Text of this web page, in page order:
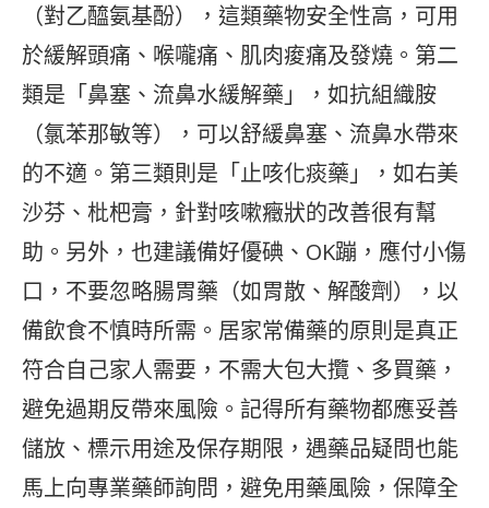
（對乙醯氨基酚），這類藥物安全性高，可用
於緩解頭痛、喉嚨痛、肌肉痠痛及發燒。第二
類是「鼻塞、流鼻水緩解藥」，如抗組織胺
（氯苯那敏等），可以舒緩鼻塞、流鼻水帶來
的不適。第三類則是「止咳化痰藥」，如右美
沙芬、枇杷膏，針對咳嗽癥狀的改善很有幫
助。另外，也建議備好優碘、OK蹦，應付小傷
口，不要忽略腸胃藥（如胃散、解酸劑），以
備飲食不慎時所需。居家常備藥的原則是真正
符合自己家人需要，不需大包大攬、多買藥，
避免過期反帶來風險。記得所有藥物都應妥善
儲放、標示用途及保存期限，遇藥品疑問也能
馬上向專業藥師詢問，避免用藥風險，保障全